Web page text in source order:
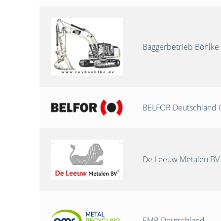
Baggerbetrieb Böhlke
BELFOR Deutschland
De Leeuw Metalen BV